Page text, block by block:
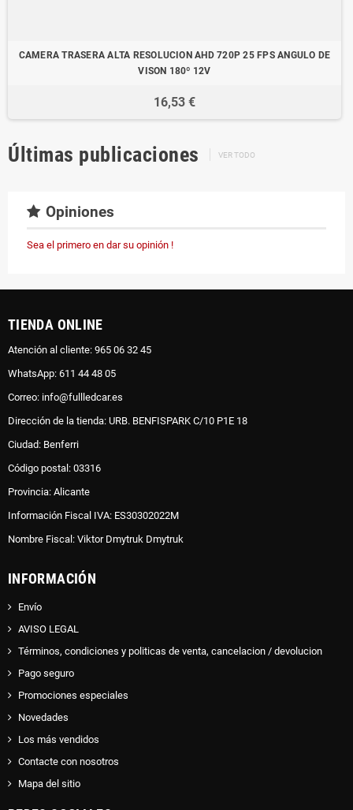
CAMERA TRASERA ALTA RESOLUCION AHD 720P 25 FPS ANGULO DE
VISON 180º 12V
16,53 €
Últimas publicaciones VER TODO
Opiniones
Sea el primero en dar su opinión !
TIENDA ONLINE
Atención al cliente: 965 06 32 45
WhatsApp: 611 44 48 05
Correo: info@fullledcar.es
Dirección de la tienda: URB. BENFISPARK C/10 P1E 18
Ciudad: Benferri
Código postal: 03316
Provincia: Alicante
Información Fiscal IVA: ES30302022M
Nombre Fiscal: Viktor Dmytruk Dmytruk
INFORMACIÓN
Envío
AVISO LEGAL
Términos, condiciones y politicas de venta, cancelacion / devolucion
Pago seguro
Promociones especiales
Novedades
Los más vendidos
Contacte con nosotros
Mapa del sitio